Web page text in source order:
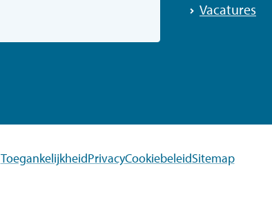
Vacatures
ToegankelijkheidPrivacyCookiebeleidSitemap